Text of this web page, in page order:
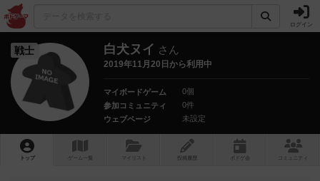
ログイン
戦士 白犬ヌイ さん
2019年11月20日から利用中
マイボードゲーム
0個
参加コミュニティ
0件
ウェブページ
未設定
トップ ゲーム一覧 マイリスト 投稿履歴 ボ ドゲ コミュニティ